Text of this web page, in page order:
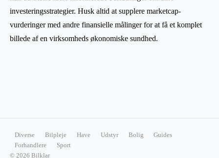
investeringsstrategier. Husk altid at supplere marketcap-
vurderinger med andre finansielle målinger for at få et komplet
billede af en virksomheds økonomiske sundhed.
Diverse Bilpleje Have Udstyr Bolig
Guides
Forhandlere
Sport
© 2026 Bilklar